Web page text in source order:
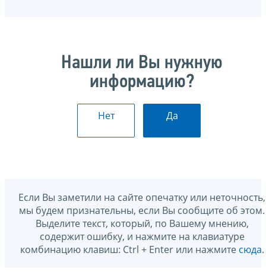
Нашли ли Вы нужную
информацию?
Нет Да
Если Вы заметили на сайте опечатку или неточность,
мы будем признательны, если Вы сообщите об этом.
Выделите текст, который, по Вашему мнению,
содержит ошибку, и нажмите на клавиатуре
комбинацию клавиш: Ctrl + Enter или нажмите сюда.